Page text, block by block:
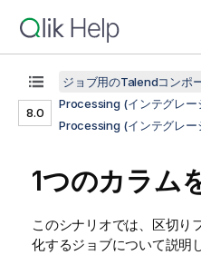
8.0
ジョブ用のTalendコンポ
Processing (インテグレー
Processing (インテグレー
1つのカラム
このシナリオでは、区切り
化するジョブについて説明